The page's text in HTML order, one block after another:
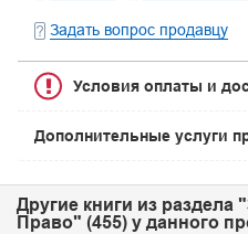
Задать вопрос продавцу
Условия оплаты и
Дополнительные услуги
Другие книги из раздела
Право" (455) у данного